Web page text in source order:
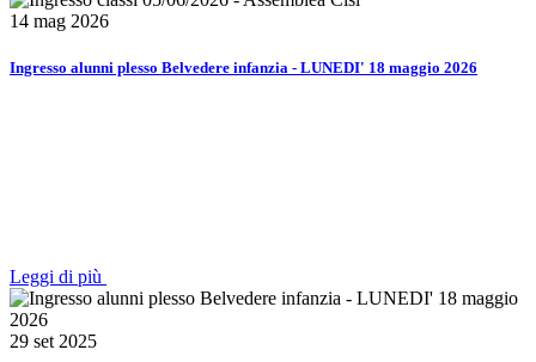
14 mag 2026
Ingresso alunni plesso Belvedere infanzia - LUNEDI' 18 maggio 2026
Leggi di più
29 set 2025